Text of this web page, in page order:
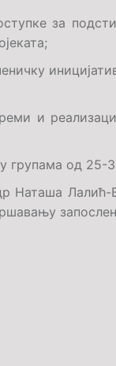
за
и
групама од 25-
р Наташа Лалић-